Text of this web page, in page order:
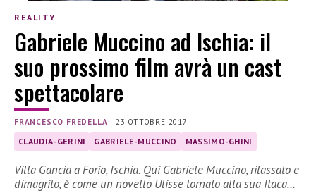
REALITY
Gabriele Muccino ad Ischia: il
suo prossimo film avrà un cast
spettacolare
FRANCESCO FREDELLA | 23 OTTOBRE 2017
CLAUDIA-GERINI GABRIELE-MUCCINO MASSIMO-GHINI
Villa Gancia a Forio, Ischia. Qui Gabriele Muccino, rilassato e
dimagrito, è come un novello Ulisse tornato alla sua Itaca…